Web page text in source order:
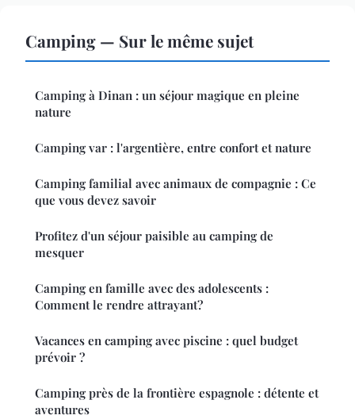
Camping — Sur le même sujet
Camping à Dinan : un séjour magique en pleine
nature
Camping var : l'argentière, entre confort et nature
Camping familial avec animaux de compagnie : Ce
que vous devez savoir
Profitez d'un séjour paisible au camping de
mesquer
Camping en famille avec des adolescents :
Comment le rendre attrayant?
Vacances en camping avec piscine : quel budget
prévoir ?
Camping près de la frontière espagnole : détente et
aventures